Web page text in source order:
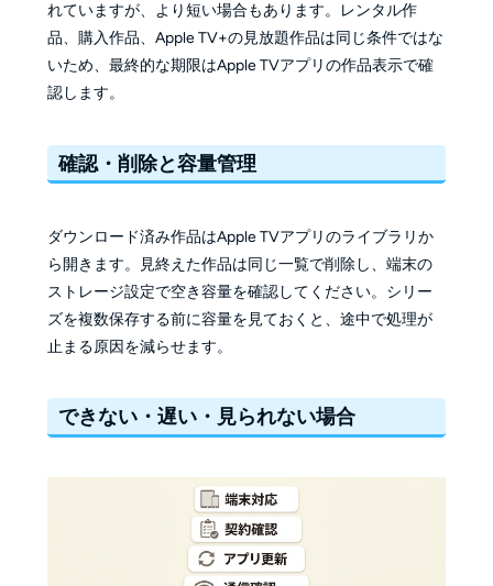
れていますが、より短い場合もあります。レンタル作
品、購入作品、Apple TV+の見放題作品は同じ条件ではな
いため、最終的な期限はApple TVアプリの作品表示で確
認します。
確認・削除と容量管理
ダウンロード済み作品はApple TVアプリのライブラリか
ら開きます。見終えた作品は同じ一覧で削除し、端末の
ストレージ設定で空き容量を確認してください。シリー
ズを複数保存する前に容量を見ておくと、途中で処理が
止まる原因を減らせます。
できない・遅い・見られない場合